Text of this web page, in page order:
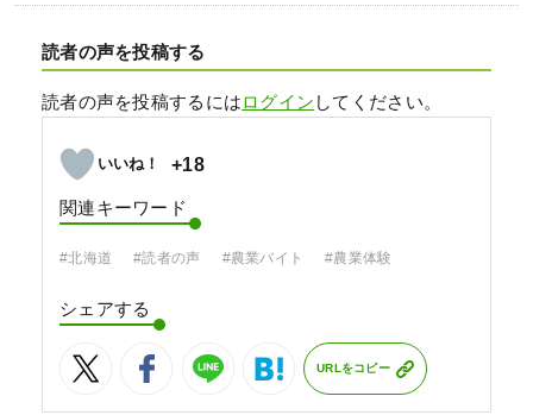
読者の声を投稿する
読者の声を投稿するにはログイン してください。
+18
関連キーワード
#北海道 #読者の声 #農業バイト #農業体験
シェアする
URLをコピー